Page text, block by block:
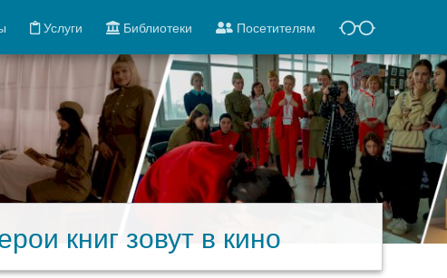
Услуги Библиотеки Посетителям
книг зовут в кино